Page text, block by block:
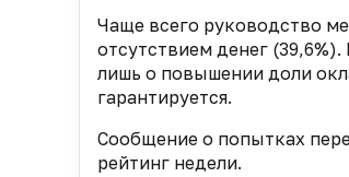
Чаще всего руководство
отсутствием денег
лишь о повышении доли
гарантируется.
Сообщение о попытках
рейтинг недели.